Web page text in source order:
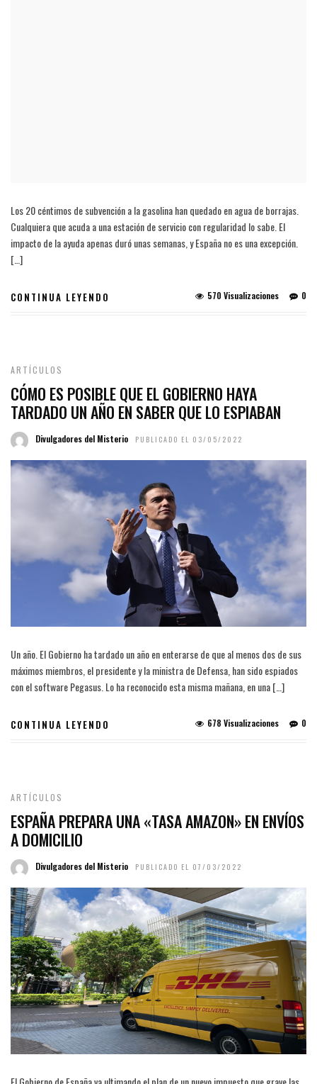
Los 20 céntimos de subvención a la gasolina han quedado en agua de borrajas.
Cualquiera que acuda a una estación de servicio con regularidad lo sabe. El
impacto de la ayuda apenas duró unas semanas, y España no es una excepción.
[…]
CONTINUA LEYENDO 0
570 Visualizaciones
ARTÍCULOS
CÓMO ES POSIBLE QUE EL GOBIERNO HAYA
TARDADO UN AÑO EN SABER QUE LO ESPIABAN
Divulgadores del Misterio PUBLICADO EL 03/05/2022
Un año. El Gobierno ha tardado un año en enterarse de que al menos dos de sus
máximos miembros, el presidente y la ministra de Defensa, han sido espiados
con el software Pegasus. Lo ha reconocido esta misma mañana, en una […]
CONTINUA LEYENDO 0
678 Visualizaciones
ARTÍCULOS
ESPAÑA PREPARA UNA «TASA AMAZON» EN ENVÍOS
A DOMICILIO
Divulgadores del Misterio PUBLICADO EL 07/03/2022